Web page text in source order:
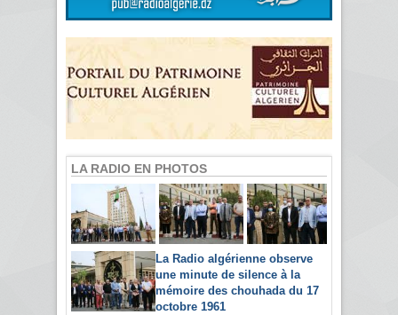
LA RADIO EN PHOTOS
La Radio algérienne observe
une minute de silence à la
mémoire des chouhada du 17
octobre 1961